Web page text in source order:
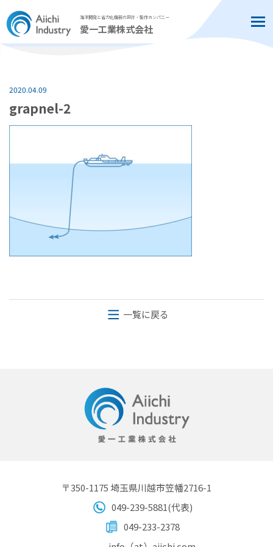
海洋開発と省力化機器の設計・製作カンパニー
愛一工業株式会社
2020.04.09
grapnel-2
一覧に戻る
〒350-1175 埼玉県川越市笠幡2716-1
049-239-5881(代表)
049-233-2378